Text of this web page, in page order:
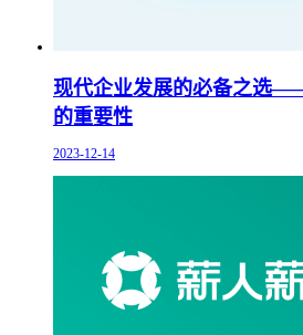
现代企业发展的必备之选
的重要性
2023-12-14